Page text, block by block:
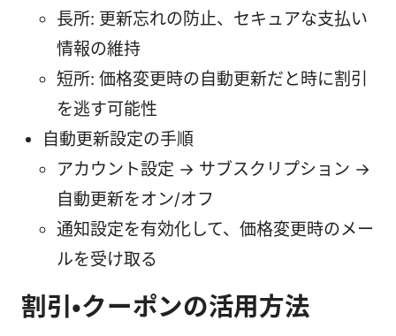
長所: 更新忘れの防止、セキュアな支払い
情報の維持
短所: 価格変更時の自動更新だと時に割引
を逃す可能性
自動更新設定の手順
アカウント設定 → サブスクリプション →
自動更新をオン/オフ
通知設定を有効化して、価格変更時のメー
ルを受け取る
割引・クーポンの活用方法